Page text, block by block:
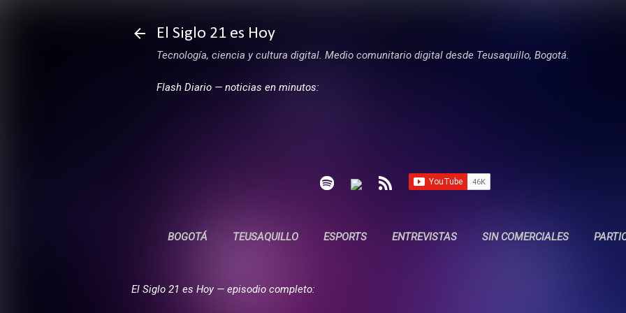
El Siglo 21 es Hoy
Tecnología, ciencia y cultura digital. Medio comunitario digital desde Teusaquillo, Bogotá.
Flash Diario — noticias en minutos:
BOGOTÁ TEUSAQUILLO ESPORTS ENTREVISTAS SIN COMERCIALES
El Siglo 21 es Hoy — episodio completo: